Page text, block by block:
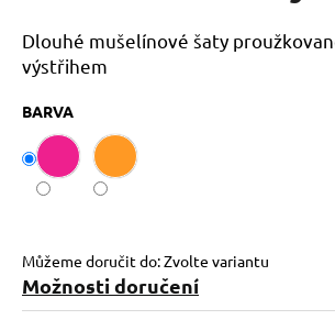
Dlouhé mušelínové šaty
výstřihem
BARVA
Můžeme doručit do:Zvolte variantu
Možnosti doručení
u
j
e
m
e